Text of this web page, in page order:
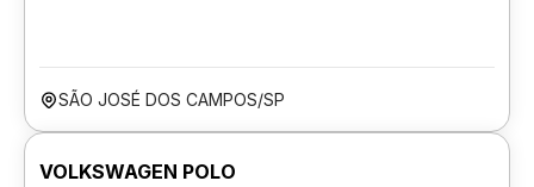
SÃO JOSÉ DOS CAMPOS/SP
VOLKSWAGEN POLO